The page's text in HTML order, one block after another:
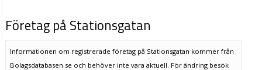
Företag på Stationsgatan
Informationen om registrerade företag på Stationsgatan kommer från
Bolagsdatabasen.se och behöver inte vara aktuell. För ändring besök